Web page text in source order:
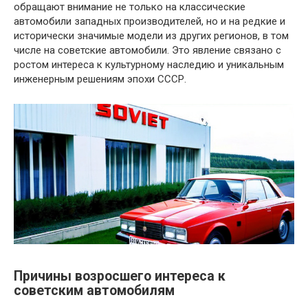
обращают внимание не только на классические
автомобили западных производителей, но и на редкие и
исторически значимые модели из других регионов, в том
числе на советские автомобили. Это явление связано с
ростом интереса к культурному наследию и уникальным
инженерным решениям эпохи СССР.
Причины возросшего интереса к
советским автомобилям